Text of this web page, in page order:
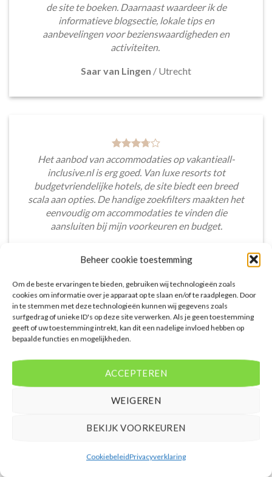
Beheer cookie toestemming
Om de beste ervaringen te bieden, gebruiken wij technologieën zoals
cookies om informatie over je apparaat op te slaan en/of te raadplegen. Door
in te stemmen met deze technologieën kunnen wij gegevens zoals
surfgedrag of unieke ID's op deze site verwerken. Als je geen toestemming
geeft of uw toestemming intrekt, kan dit een nadelige invloed hebben op
bepaalde functies en mogelijkheden.
ACCEPTEREN
WEIGEREN
BEKIJK VOORKEUREN
CookiebeleidPrivacyverklaring
de site te boeken. Daarnaast waardeer ik de
informatieve blogsectie, lokale tips en
aanbevelingen voor bezienswaardigheden en
activiteiten.
Saar van Lingen / Utrecht
Het aanbod van accommodaties op vakantieall-
inclusive.nl is erg goed. Van luxe resorts tot
budgetvriendelijke hotels, de site biedt een breed
scala aan opties. De handige zoekfilters maakten het
eenvoudig om accommodaties te vinden die
aansluiten bij mijn voorkeuren en budget.
De aangeboden pakketreizen op de website zijn
gezinsvriendelijke vakanties. De pakketten
omvatten accommodatie, vluchten en transfer.
Daarnaast ben ik verrast door de rijke inhoud en
heeft.
Femke van Rees/Rotterdam